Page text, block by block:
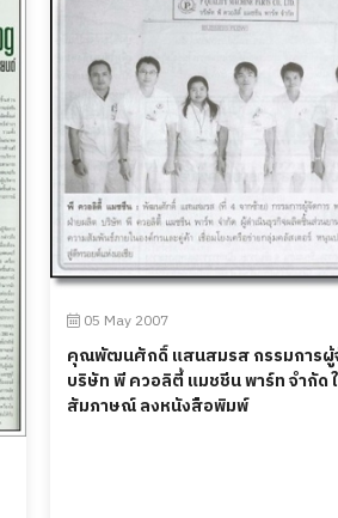
05 May 2007
คุณพัฒนศักดิ์ แสนสมรส กรรมการผู้
บริษัท พี ควอลิตี้ แมชชีน พาร์ท จำกัด
สัมภาษณ์ ลงหนังสือพิมพ์